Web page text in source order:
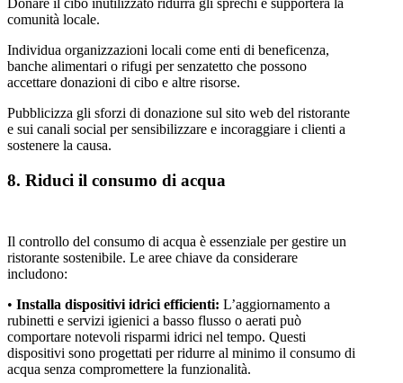
comunità locale.
Individua organizzazioni locali come enti di beneficenza,
banche alimentari o rifugi per senzatetto che possono
accettare donazioni di cibo e altre risorse.
Pubblicizza gli sforzi di donazione sul sito web del ristorante
e sui canali social per sensibilizzare e incoraggiare i clienti a
sostenere la causa.
8. Riduci il consumo di acqua
Il controllo del consumo di acqua è essenziale per gestire un
ristorante sostenibile. Le aree chiave da considerare
includono:
• Installa dispositivi idrici efficienti: L’aggiornamento a
rubinetti e servizi igienici a basso flusso o aerati può
comportare notevoli risparmi idrici nel tempo. Questi
dispositivi sono progettati per ridurre al minimo il consumo di
acqua senza compromettere la funzionalità.